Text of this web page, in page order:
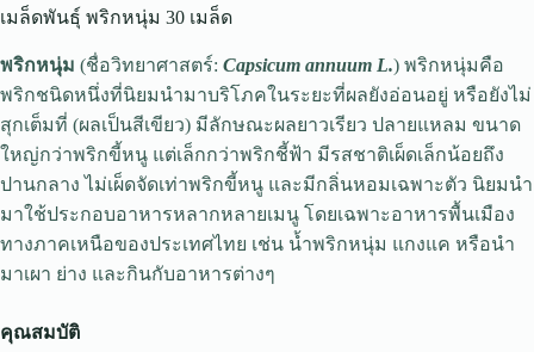
เมล็ดพันธุ์ พริกหนุ่ม 30 เมล็ด
พริกหนุ่ม (ชื่อวิทยาศาสตร์: Capsicum annuum L.) พริกหนุ่มคือ
พริกชนิดหนึ่งที่นิยมนำมาบริโภคในระยะที่ผลยังอ่อนอยู่ หรือยังไม่
สุกเต็มที่ (ผลเป็นสีเขียว) มีลักษณะผลยาวเรียว ปลายแหลม ขนาด
ใหญ่กว่าพริกขี้หนู แต่เล็กกว่าพริกชี้ฟ้า มีรสชาติเผ็ดเล็กน้อยถึง
ปานกลาง ไม่เผ็ดจัดเท่าพริกขี้หนู และมีกลิ่นหอมเฉพาะตัว นิยมนำ
มาใช้ประกอบอาหารหลากหลายเมนู โดยเฉพาะอาหารพื้นเมือง
ทางภาคเหนือของประเทศไทย เช่น น้ำพริกหนุ่ม แกงแค หรือนำ
มาเผา ย่าง และกินกับอาหารต่างๆ
คุณสมบัติ